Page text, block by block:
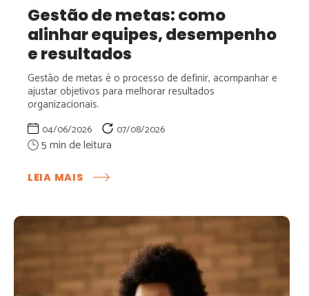
Gestão de metas: como
alinhar equipes, desempenho
e resultados
Gestão de metas é o processo de definir, acompanhar e
ajustar objetivos para melhorar resultados
organizacionais.
04/06/2026 07/08/2026
LEIA MAIS
GESTÃO
METAS:
COMO
EQUIPES,
DESEMPENHO